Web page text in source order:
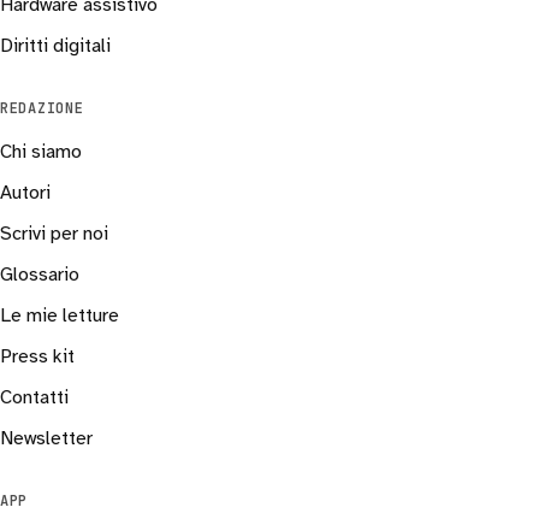
Diritti digitali
REDAZIONE
Chi siamo
Autori
Scrivi per noi
Glossario
Le mie letture
Press kit
Contatti
Newsletter
APP